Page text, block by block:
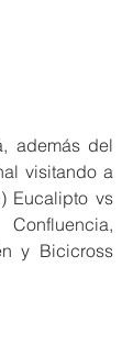
además del
visitando a
Eucalipto vs
y Bicicross